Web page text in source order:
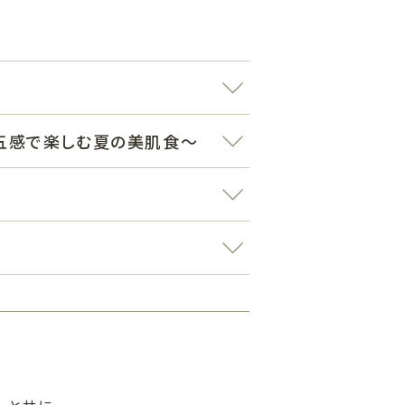
で楽しむ夏の美肌食～